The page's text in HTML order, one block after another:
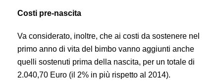
Costi pre-nascita
Va considerato, inoltre, che ai costi da sostenere nel
primo anno di vita del bimbo vanno aggiunti anche
quelli sostenuti prima della nascita, per un totale di
2.040,70 Euro (il 2% in più rispetto al 2014).